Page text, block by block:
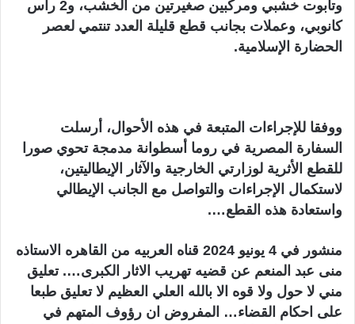
وتابوت خشبي ومركبين صغيرتين من الخشب، و2 رأس
كانوبي، وعملات بجانب قطع قليلة العدد تنتمي لعصر
الحضارة الإسلامية.
ووفقا للإجراءات المتبعة في هذه الأحوال، أرسلت
السفارة المصرية في روما أسطوانة مدمجة تحوي صورا
للقطع الأثرية لوزارتي الخارجية والآثار الإيطاليتين،
لاستكمال الإجراءات والتواصل مع الجانب الإيطالي
واستعادة هذه القطع….
منشور في 4 يونيو 2024 قناه العربيه من القاهره الاستاذه
منى عبد المنعم عن قضيه تهريب الاثار الكبرى…. تعليق
مني لا حول ولا قوه الا بالله العلي العظيم لا تعليق طبعا
على احكام القضاء… المفروض ان رؤوف المتهم في